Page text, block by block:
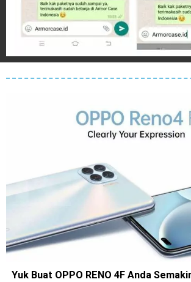
Yuk Buat OPPO RENO 4F Anda